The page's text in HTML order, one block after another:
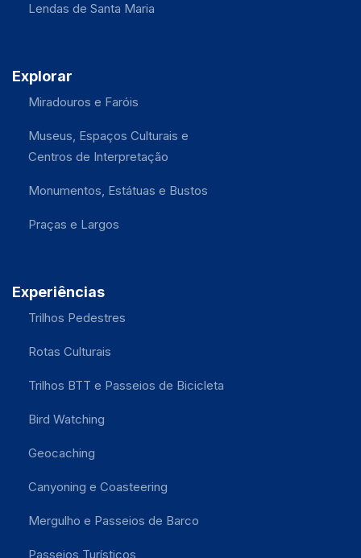
Lendas de Santa Maria
Explorar
Miradouros e Faróis
Museus, Espaços Culturais e
Centros de Interpretação
Monumentos, Estátuas e Bustos
Praças e Largos
Experiências
Trilhos Pedestres
Rotas Culturais
Trilhos BTT e Passeios de Bicicleta
Bird Watching
Geocaching
Canyoning e Coasteering
Mergulho e Passeios de Barco
Passeios Turísticos